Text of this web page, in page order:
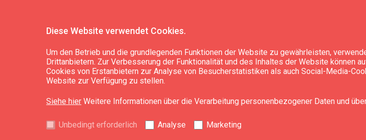
Diese Website verwendet Cookies.
Um den Betrieb und die grundlegenden Funktionen der Website zu gewährleisten,
Drittanbietern. Zur Verbesserung der Funktionalität und des Inhaltes der Website
Cookies von Erstanbietern zur Analyse von Besucherstatistiken als auch Social-Media-
Website zur Verfügung zu stellen.
Siehe hier Weitere Informationen über die Verarbeitung personenbezogener Daten und
Unbedingt erforderlich Analyse Marketing
WC